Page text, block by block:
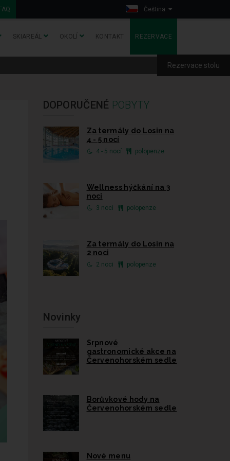
Čeština
SKIAREÁL OKOLÍ KONTAKT REZERVACE
Rezervace stolu
DOPORUČENÉ POBYTY
Za termály do Losin na
4 - 5 nocí
4 - 5 nocí polopenze
Wellness hýčkání na 3
noci
3 noci polopenze
Za termály do Losin na
2 noci
2 noci polopenze
Novinky
Srpnové
gastronomické akce na
Červenohorském sedle
Borůvkové hody na
Červenohorském sedle
Nové menu